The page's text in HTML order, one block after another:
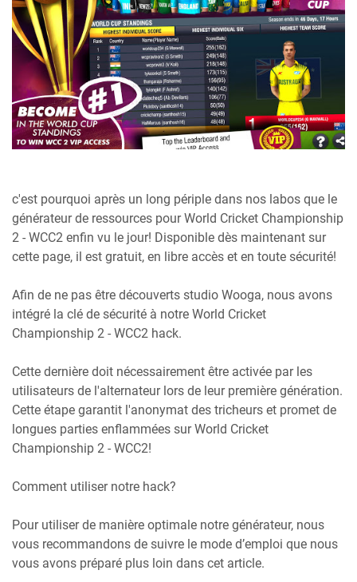
c'est pourquoi après un long périple dans nos labos que le
générateur de ressources pour World Cricket Championship
2 - WCC2 enfin vu le jour! Disponible dès maintenant sur
cette page, il est gratuit, en libre accès et en toute sécurité!
Afin de ne pas être découverts studio Wooga, nous avons
intégré la clé de sécurité à notre World Cricket
Championship 2 - WCC2 hack.
Cette dernière doit nécessairement être activée par les
utilisateurs de l'alternateur lors de leur première génération.
Cette étape garantit l'anonymat des tricheurs et promet de
longues parties enflammées sur World Cricket
Championship 2 - WCC2!
Comment utiliser notre hack?
Pour utiliser de manière optimale notre générateur, nous
vous recommandons de suivre le mode d’emploi que nous
vous avons préparé plus loin dans cet article.